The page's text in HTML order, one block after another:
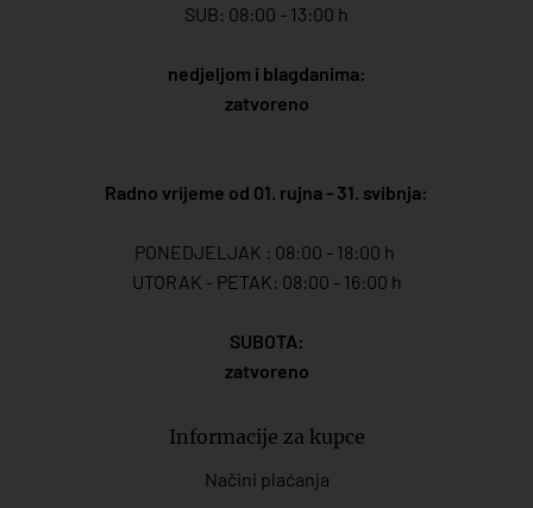
SUB: 08:00 - 13:00 h
nedjeljom i blagdanima:
zatvoreno
Radno vrijeme od 01. rujna - 31. svibnja:
PONEDJELJAK : 08:00 - 18:00 h
UTORAK - PETAK: 08:00 - 16:00 h
SUBOTA:
zatvoreno
Informacije za kupce
Načini plaćanja